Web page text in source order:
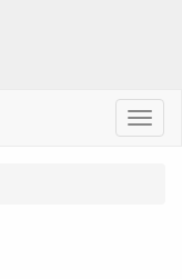
M
e